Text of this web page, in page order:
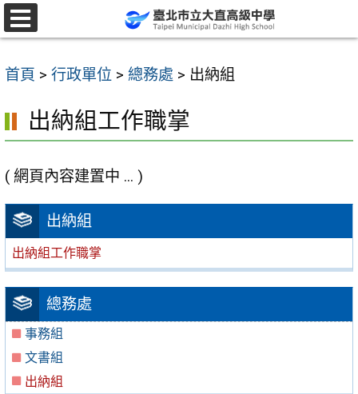
跳
至
要
容
首頁 > 行政單位 > 總務處 > 出納組
出納組
出納組工作職掌
總務處
事務組
文書組
出納組
出納組工作職掌
( 網頁內容建置中 ... )
選
單